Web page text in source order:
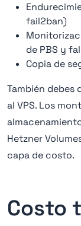
fail2ban)
de PBS y
Copia de
También debes
al VPS. Los
Hetzner
capa de costo.
Costo